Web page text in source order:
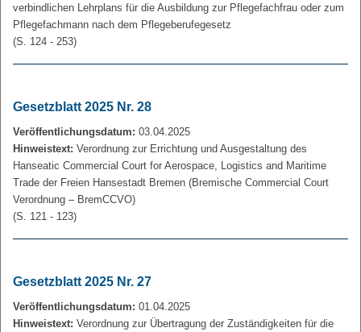
verbindlichen Lehrplans für die Ausbildung zur Pflegefachfrau oder zum
Pflegefachmann nach dem Pflegeberufegesetz
(S. 124 - 253)
Gesetzblatt 2025 Nr. 28
Veröffentlichungsdatum: 03.04.2025
Hinweistext: Verordnung zur Errichtung und Ausgestaltung des
Hanseatic Commercial Court for Aerospace, Logistics and Maritime
Trade der Freien Hansestadt Bremen (Bremische Commercial Court
Verordnung – BremCCVO)
(S. 121 - 123)
Gesetzblatt 2025 Nr. 27
Veröffentlichungsdatum: 01.04.2025
Hinweistext: Verordnung zur Übertragung der Zuständigkeiten für die